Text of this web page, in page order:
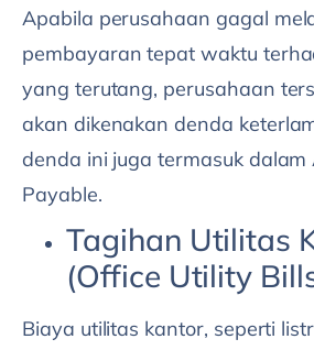
Apabila perusahaan gagal
pembayaran tepat waktu
yang terutang, perusahaan
akan dikenakan denda
denda ini juga termasuk dalam
Payable.
Tagihan Utilitas
(Office Utility
Biaya utilitas kantor, seperti